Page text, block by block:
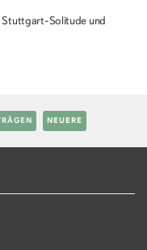
Stuttgart-Solitude und
NEUERE